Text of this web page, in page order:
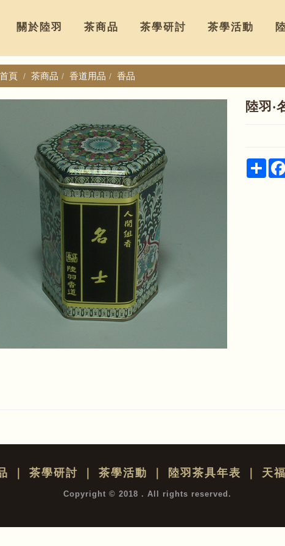
關於陸羽 茶商品 茶學研討 茶學活動
頁 茶商品 香道用品 香品
陸羽‧
茶學研討 茶學活動 陸羽茶具年表 天
Copyright © 2018 . All rights reserved.